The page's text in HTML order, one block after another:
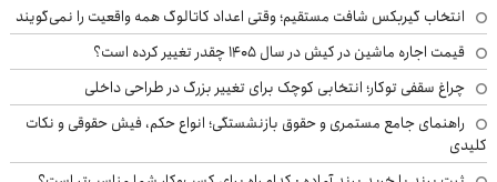
انتخاب گیربکس شافت مستقیم؛ وقتی اعداد کاتالوگ همه واقعیت را نمی‌گویند
قیمت اجاره ماشین در کیش در سال ۱۴۰۵ چقدر تغییر کرده است؟
چراغ سقفی توکار؛ انتخابی کوچک برای تغییر بزرگ در طراحی داخلی
راهنمای جامع مستمری و حقوق بازنشستگی؛ انواع حکم، فیش حقوقی و نکات
کلیدی